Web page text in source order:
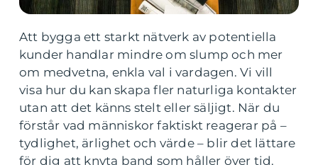
Att bygga ett starkt nätverk av potentiella
kunder handlar mindre om slump och mer
om medvetna, enkla val i vardagen. Vi vill
visa hur du kan skapa fler naturliga kontakter
utan att det känns stelt eller säljigt. När du
förstår vad människor faktiskt reagerar på –
tydlighet, ärlighet och värde – blir det lättare
för dig att knyta band som håller över tid.